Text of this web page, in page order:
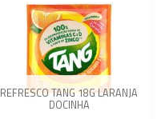
REFRESCO TANG 18G LARANJA
DOCINHA